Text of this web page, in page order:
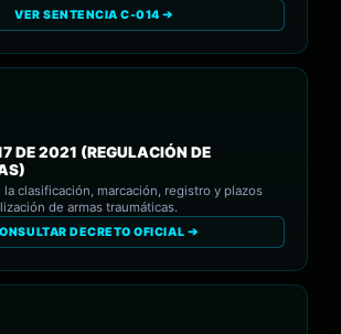
VER SENTENCIA C-014 ➔
DE 2021 (REGULACIÓN DE
la clasificación, marcación, registro y plazos
de armas traumáticas.
DECRETO OFICIAL ➔